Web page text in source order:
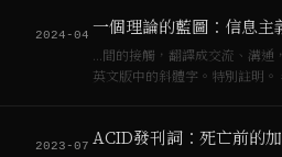
2024-04 一個理論的藍圖：信息主
…間的接觸，翻譯成交流、溝通
英文版中的斜體字。特別註明。 ### 網絡、社會和通訊技術
產、消費、再生産、經驗和…
2023-07 ACID發刊詞：死亡前的